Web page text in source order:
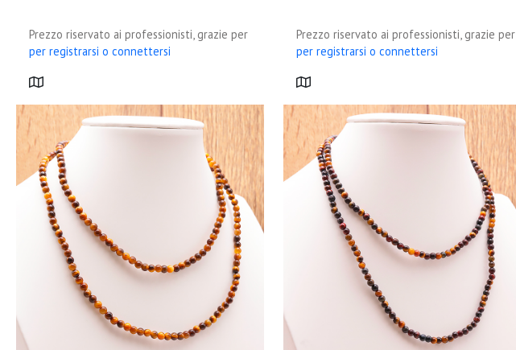
Prezzo riservato ai professionisti, grazie per
per registrarsi o connettersi
Prezzo riservato ai professionisti, grazie per
per registrarsi o connettersi